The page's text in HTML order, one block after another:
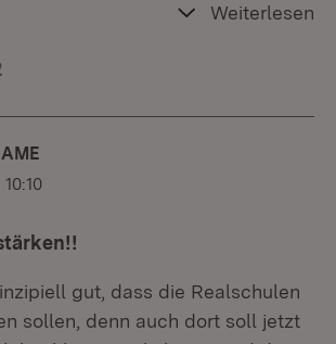
Weiterlesen
10:10
gut, dass die Realschulen
sollen, denn auch dort soll jetzt